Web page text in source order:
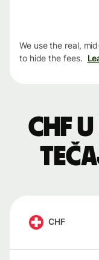
We use the real,
to hide the fees.
CHF
CHF